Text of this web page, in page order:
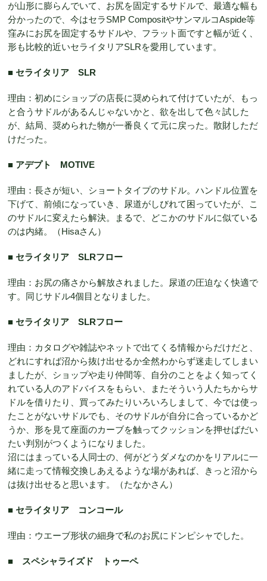
が山形に膨らんでいて、お尻を固定するサドルで、最適な幅も
分かったので、今はセラSMP CompositやサンマルコAspide等
窪みにお尻を固定するサドルや、フラット面ですと幅が近く、
形も比較的近いセライタリアSLRを愛用しています。
■ セライタリア SLR
理由：初めにショップの店長に奨められて付けていたが、もっ
と合うサドルがあるんじゃないかと、欲を出して色々試した
が、結局、奨められた物が一番良くて元に戻った。散財しただ
けだった。
■ アデプト MOTIVE
理由：長さが短い、ショートタイプのサドル。ハンドル位置を
下げて、前傾になっていき、尿道がしびれて困っていたが、こ
のサドルに変えたら解決。まるで、どこかのサドルに似ている
のは内緒。（Hisaさん）
■ セライタリア SLRフロー
理由：お尻の痛さから解放されました。尿道の圧迫なく快適で
す。同じサドル4個目となりました。
■ セライタリア SLRフロー
理由：カタログや雑誌やネットで出てくる情報からだけだと、
どれにすれば沼から抜け出せるか全然わからず迷走してしまい
ましたが、ショップや走り仲間等、自分のことをよく知ってく
れている人のアドバイスをもらい、またそういう人たちからサ
ドルを借りたり、買ってみたりいろいろしまして、今では使っ
たことがないサドルでも、そのサドルが自分に合っているかど
うか、形を見て座面のカーブを触ってクッションを押せばだい
たい判別がつくようになりました。
沼にはまっている人同士の、何がどうダメなのかをリアルに一
緒に走って情報交換しあえるような場があれば、きっと沼から
は抜け出せると思います。（たなかさん）
■ セライタリア コンコール
理由：ウエーブ形状の細身で私のお尻にドンピシャでした。
■ スペシャライズド トゥーペ